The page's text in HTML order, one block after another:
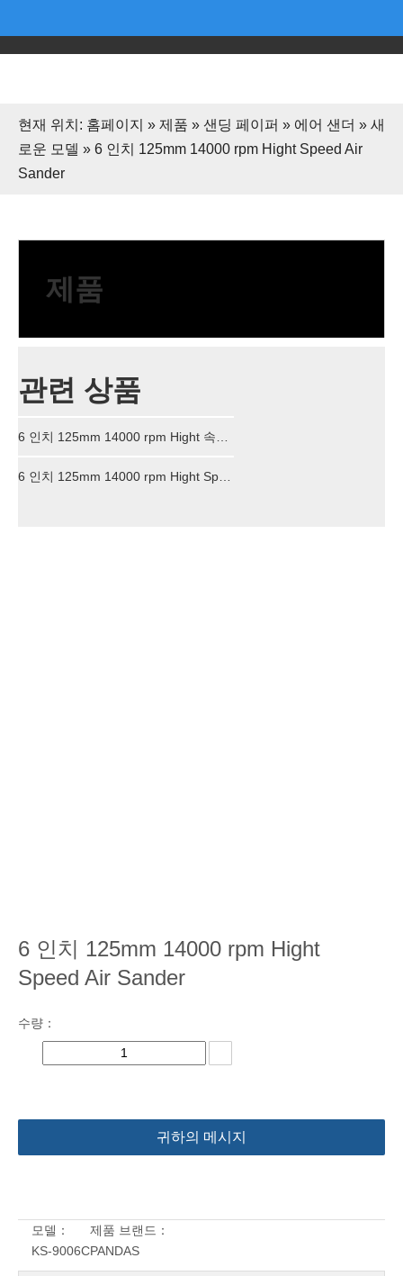
현재 위치: 홈페이지 » 제품 » 샌딩 페이퍼 » 에어 샌더 » 새
로운 모델 » 6 인치 125mm 14000 rpm Hight Speed ​​Air
Sander
제품
관련 상품
6 인치 125mm 14000 rpm Hight
Speed ​​Air Sander
수량：
귀하의 메시지
모델：
KS-9006C
제품 브랜드：
PANDAS